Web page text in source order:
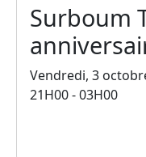
Surboum
Vendredi, 3
21H00 - 03H00